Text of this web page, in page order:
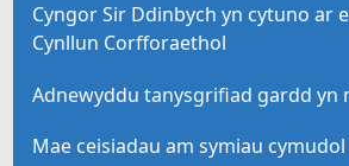
Cyngor Sir Ddinbych yn cytuno ar
Cynllun Corfforaethol
Adnewyddu tanysgrifiad gardd yn
Mae ceisiadau am symiau